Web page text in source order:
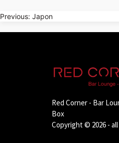
Navigation
de
Previous: Japon
Red Corner - Bar
Box
Copyright © 2026 -